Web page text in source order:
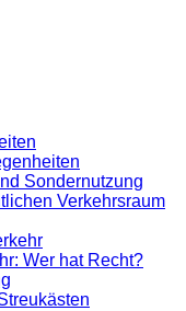
Sondernutzung
Verkehrsraum
Wer hat Recht?